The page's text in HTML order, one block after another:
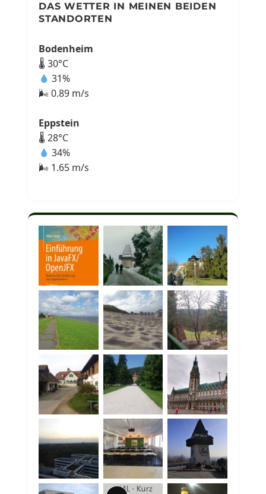
DAS WETTER IN MEINEN BEIDEN
STANDORTEN
Bodenheim
🌡 30°C
31%
🌬 0.89 m/s
Eppstein
🌡 28°C
34%
🌬 1.65 m/s